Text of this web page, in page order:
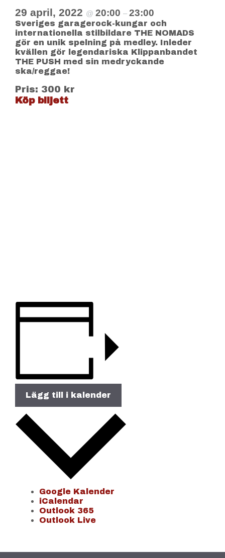
29 april, 2022 @ 20:00 – 23:00
Sveriges garagerock-kungar och
internationella stilbildare THE NOMADS
gör en unik spelning på medley. Inleder
kvällen gör legendariska Klippanbandet
THE PUSH med sin medryckande
ska/reggae!
Pris: 300 kr
Köp biljett
Lägg till i kalender
Google Kalender
iCalendar
Outlook 365
Outlook Live